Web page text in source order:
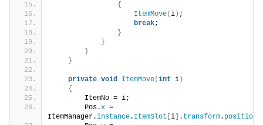
{
ItemMove(i ) ;
break;
}
}
}
}
private void ItemMove(int i )
{
        ItemNo = i;
        Pos.
x =
ItemManager.instance. ItemSlot i . transform. position